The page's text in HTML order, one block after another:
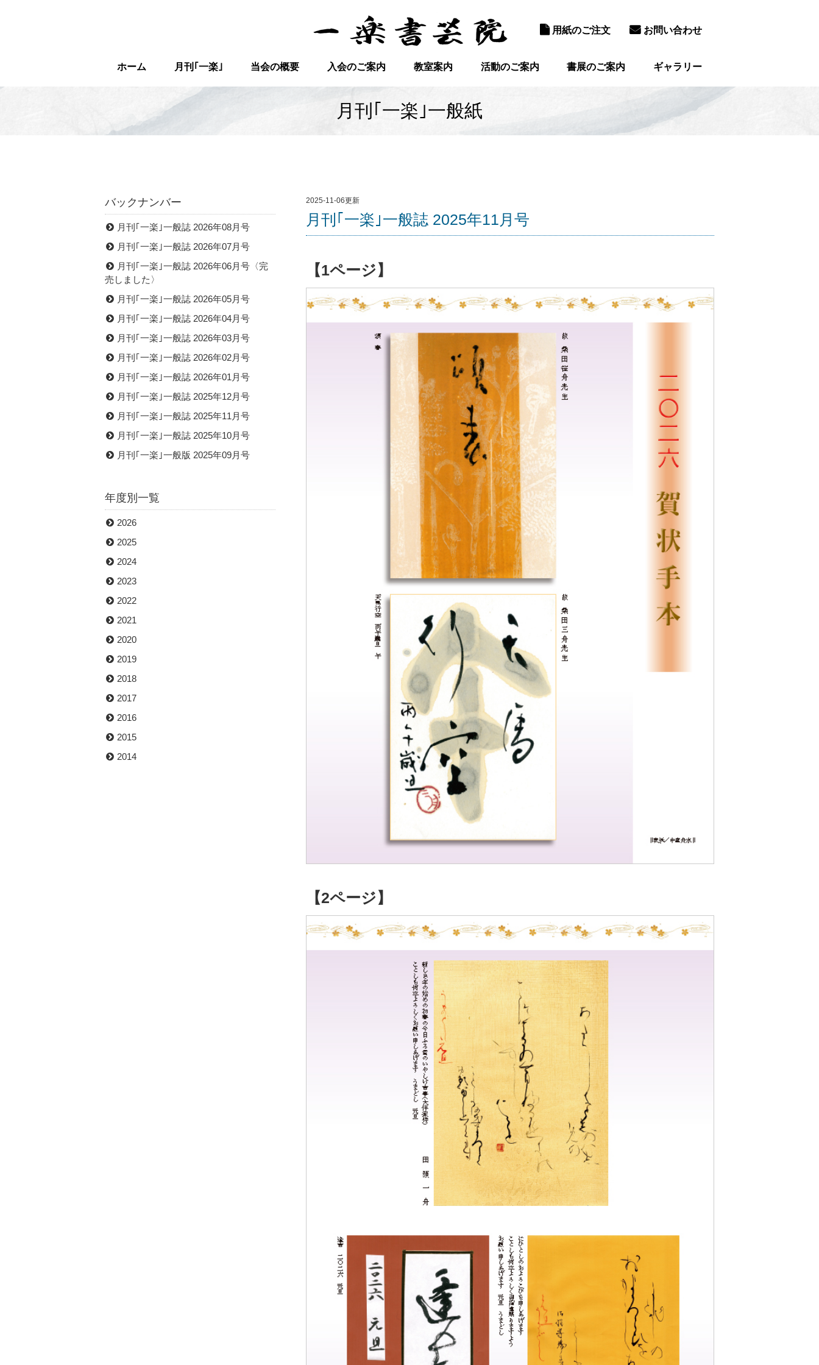
お問い合わせ
用紙のご注文
ホーム 月刊｢一楽｣ 当会の概要 入会のご案内 教室案内 活動のご案内 書展のご案内 ギャラリー
月刊｢一楽｣一般紙
2025-11-06更新
月刊｢一楽｣一般誌 2025年11月号
【1ページ】
【2ページ】
バックナンバー
月刊｢一楽｣一般誌 2026年08月号
月刊｢一楽｣一般誌 2026年07月号
月刊｢一楽｣一般誌 2026年06月号〈完
売しました〉
月刊｢一楽｣一般誌 2026年05月号
月刊｢一楽｣一般誌 2026年04月号
月刊｢一楽｣一般誌 2026年03月号
月刊｢一楽｣一般誌 2026年02月号
月刊｢一楽｣一般誌 2026年01月号
月刊｢一楽｣一般誌 2025年12月号
月刊｢一楽｣一般誌 2025年11月号
月刊｢一楽｣一般誌 2025年10月号
月刊｢一楽｣一般版 2025年09月号
年度別一覧
2026
2025
2024
2023
2022
2021
2020
2019
2018
2017
2016
2015
2014